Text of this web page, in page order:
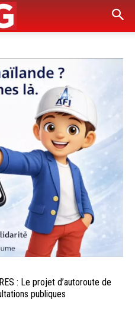
: Le projet d’autoroute de
publiques